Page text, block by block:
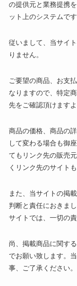
の提供元と業務提携
ット上のシステムです
従いまして、当サイ
りません。
ご要望の商品、お支
なりますので、特定
先をご確認頂けます
商品の価格、商品の
して変わる場合も御
てもリンク先の販売
くリンク先のサイト
また、当サイトの掲
判断と責任におきま
サイトでは、一切の
尚、掲載商品に関す
でお願い致します。
事、ご了承ください。